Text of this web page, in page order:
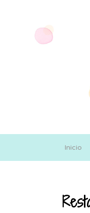
Inicio